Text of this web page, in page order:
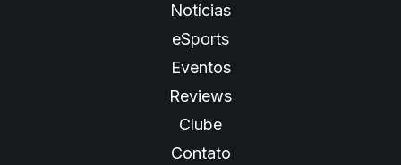
Notícias
eSports
Eventos
Reviews
Clube
Contato